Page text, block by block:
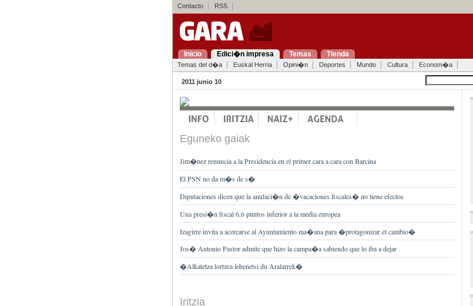
Contacto RSS
Inicio Edici�n impresa Temas Tienda
Temas del d�a Euskal Herria Opini�n Deportes Mundo Cultura Econom�a
2011 junio 10
Eguneko gaiak
Jim�nez renuncia a la Presidencia en el primer cara a cara con Barcina
El PSN no da m�s de s�
Diputaciones dicen que la anulaci�n de �vacaciones fiscales� no tiene efectos
Una presi�n fiscal 6,6 puntos inferior a la media europea
Izagirre invita a acercarse al Ayuntamiento ma�ana para �protagonizar el cambio�
Jos� Antonio Pastor admite que hizo la campa�a sabiendo que lo iba a dejar
�Alkatetza lortzea lehenetsi du Aralarrek�
Iritzia